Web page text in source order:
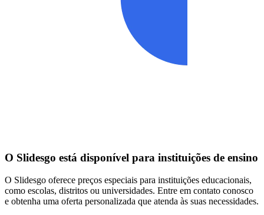
O Slidesgo está disponível para instituições de ensino
O Slidesgo oferece preços especiais para instituições educacionais,
como escolas, distritos ou universidades. Entre em contato conosco
e obtenha uma oferta personalizada que atenda às suas necessidades.